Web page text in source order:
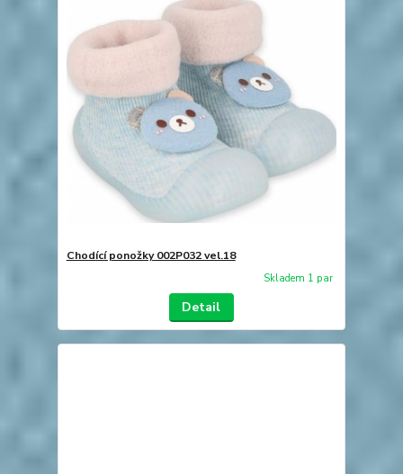
Chodící ponožky 002P032 vel.18
Skladem 1 par
Detail